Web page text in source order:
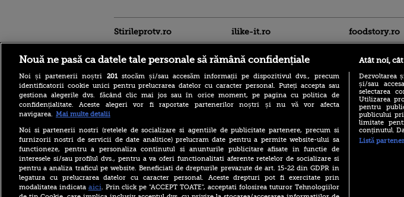
Stirileprotv.ro
Caraș-Severin. O mașină și
un TIR au luat foc după
impact
Todd Blanche noul șef al
justiției americane
confirmat la diferență de un
vot. Democrat: „Trump vrea
să controleze justiția”
ilike-it.ro foodstory.ro
(P) Descoperă
Evenimentelor
cu
Nouă ne pasă ca datele tale personale să rămână confidențiale
Noi și partenerii noștri 201stocăm și/sau accesăm informații pe dispozitivul dvs., precum
identificatorii cookie unici pentru prelucrarea datelor cu caracter personal. Puteți accepta sau
gestiona alegerile dvs. făcând clic mai jos sau în orice moment, pe pagina cu politica de
confidențialitate. Aceste alegeri vor fi raportate partenerilor noștri și nu vă vor afecta
navigarea. Mai multe detalii
Noi si partenerii nostri (retelele de socializare si agentiile de publicitate partenere, precum si
furnizorii nostri de servicii de date analitice) prelucram date pentru a permite website-ului sa
functioneze, pentru a personaliza continutul si anunturile publicitare afisate in functie de
interesele si/sau profilul dvs., pentru a va oferi functionalitati aferente retelelor de socializare si
pentru a analiza traficul pe website. Beneficiati de drepturile prevazute de art. 15-22 din GDPR in
legatura cu prelucrarea datelor cu caracter personal. Aceste drepturi pot fi exercitate prin
modalitatea indicata aici. Prin click pe “ACCEPT TOATE”, acceptati folosirea tuturor Tehnologiilor
Atât noi,
Dezvoltarea
și/sau
selectarea
Utilizarea
pentru
publicului
limitate
conținutul.
Listă